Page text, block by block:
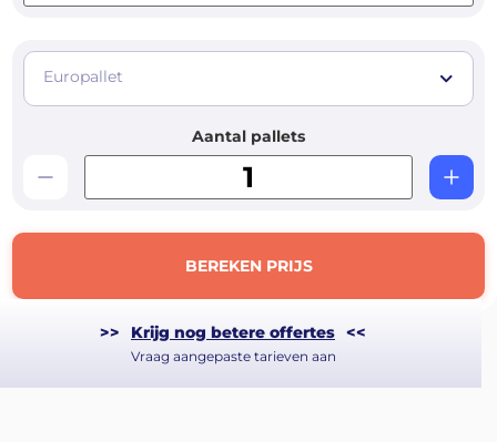
Europallet
Aantal pallets
BEREKEN PRIJS
>> Krijg nog betere offertes <<
Vraag aangepaste tarieven aan